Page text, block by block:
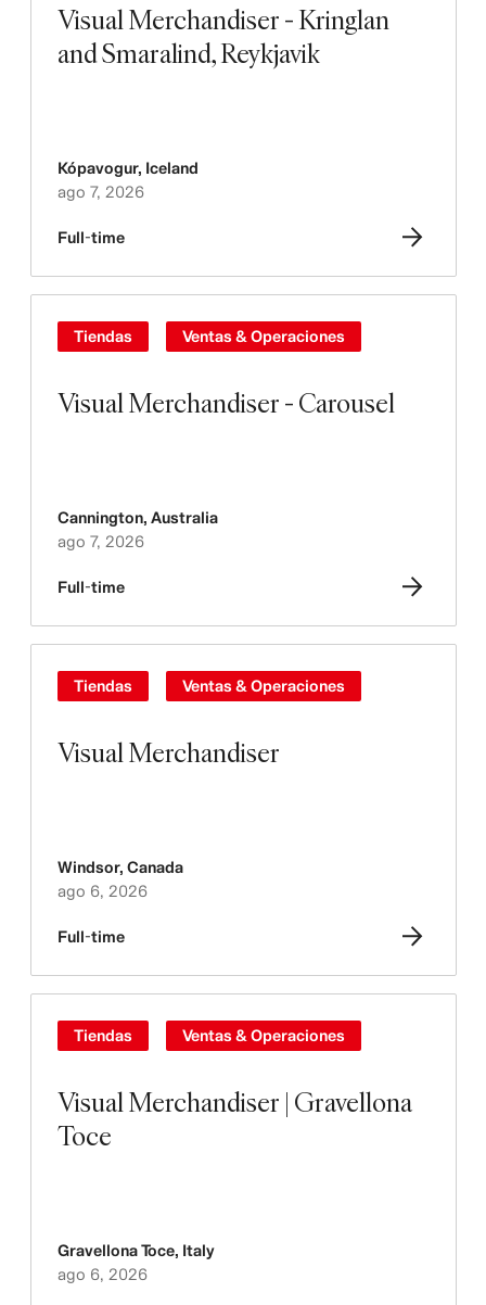
Visual Merchandiser - Kringlan
and Smaralind, Reykjavik
Kópavogur, Iceland
ago 7, 2026
Full-time
Visual Merchandiser - Carousel
Tiendas Ventas & Operaciones
Cannington, Australia
ago 7, 2026
Full-time
Visual Merchandiser
Tiendas Ventas & Operaciones
Windsor, Canada
ago 6, 2026
Full-time
Visual Merchandiser | Gravellona
Toce
Tiendas Ventas & Operaciones
Gravellona Toce, Italy
ago 6, 2026